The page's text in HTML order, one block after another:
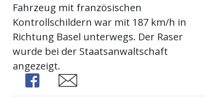
E-
Paper
App
Fahrzeug mit französischen
Kontrollschildern war mit 187 km/h in
Richtung Basel unterwegs. Der Raser
wurde bei der Staatsanwaltschaft
angezeigt.
Share
Share